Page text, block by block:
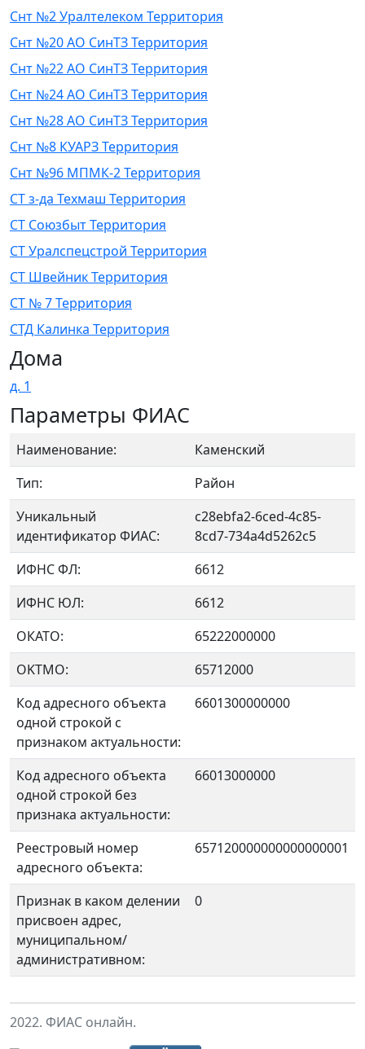
Снт №2 Уралтелеком Территория
Снт №20 АО СинТЗ Территория
Снт №22 АО СинТЗ Территория
Снт №24 АО СинТЗ Территория
Снт №28 АО СинТЗ Территория
Снт №8 КУАРЗ Территория
Снт №96 МПМК-2 Территория
СТ з-да Техмаш Территория
СТ Союзбыт Территория
СТ Уралспецстрой Территория
СТ Швейник Территория
СТ № 7 Территория
СТД Калинка Территория
Дома
д. 1
Параметры ФИАС
Наименование:
Каменский
Тип:
Район
Уникальный
идентификатор ФИАС:
c28ebfa2-6ced-4c85-
8cd7-734a4d5262c5
ИФНС ФЛ:
6612
ИФНС ЮЛ:
6612
ОКАТО:
65222000000
OKTMO:
65712000
Код адресного объекта
одной строкой с
признаком актуальности:
6601300000000
Код адресного объекта
одной строкой без
признака актуальности:
66013000000
Реестровый номер
адресного объекта:
657120000000000000001
Признак в каком делении
присвоен адрес,
муниципальном/
административном:
0
2022. ФИАС онлайн.